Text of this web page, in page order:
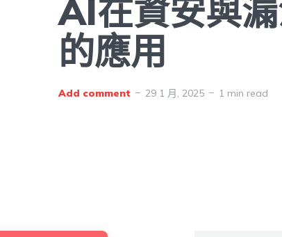
AI在資安與
的應用
Add comment 29 1 月, 2025 1 min read